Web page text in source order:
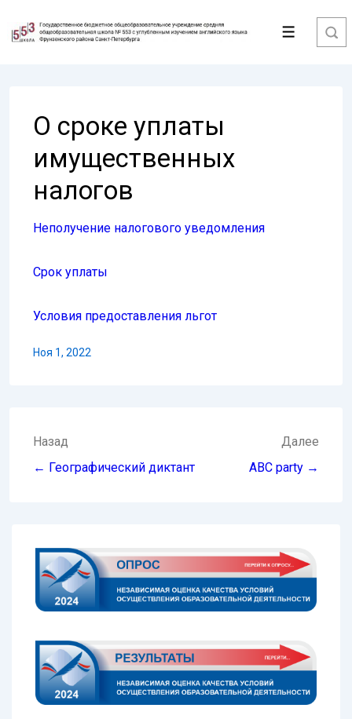
Перейти
Меню
О сроке уплаты
имущественных
налогов
Неполучение налогового уведомления
Срок уплаты
Условия предоставления льгот
Ноя 1, 2022
Навигация
по
Назад
← Географический диктант
Далее
ABC party →